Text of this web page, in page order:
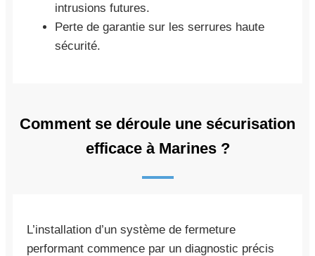
intrusions futures.
Perte de garantie sur les serrures haute
sécurité.
Comment se déroule une sécurisation
efficace à Marines ?
L’installation d’un système de fermeture
performant commence par un diagnostic précis